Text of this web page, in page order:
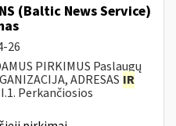
(Baltic News Service)
26
PIRKIMUS Paslaugų
ADRESAS IR
Perkančiosios